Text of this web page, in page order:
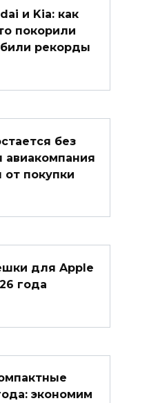
и Kia: как
покорили
рекорды
без
авиакомпания
от покупки
для Apple
года
экономим